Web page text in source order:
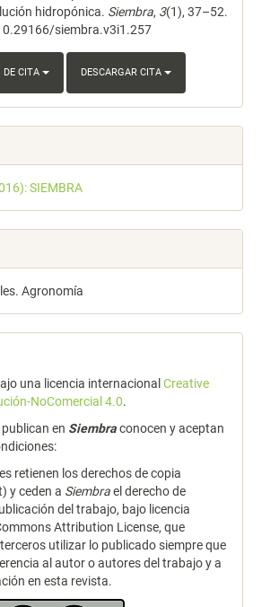
hidropónica. Siembra, 3(1), 37–52.
siembra.v3i1.257
DE CITA DESCARGAR CITA
SIEMBRA
Agronomía
una licencia internacionalCreative
NoComercial 4.0.
en Siembraconocen y aceptan
retienen los derechos de copia
y ceden a Siembrael derecho de
del trabajo, bajo licencia
Attribution License, que
utilizar lo publicado siempre que
al autor o autores del trabajo y a
en esta revista.